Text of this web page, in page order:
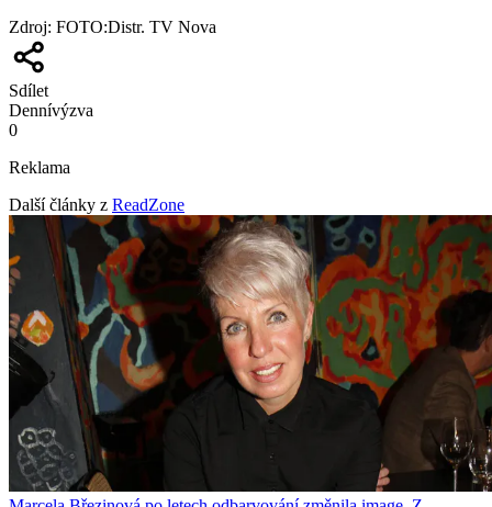
Zdroj: FOTO:Distr. TV Nova
Sdílet
Dennívýzva
0
Reklama
Další články z ReadZone